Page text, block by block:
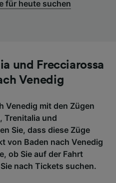
für heute suchen
und Frecciarossa
Venedig
Venedig mit den Zügen
Trenitalia und
Sie, dass diese Züge
von Baden nach Venedig
ob Sie auf der Fahrt
nach Tickets suchen.